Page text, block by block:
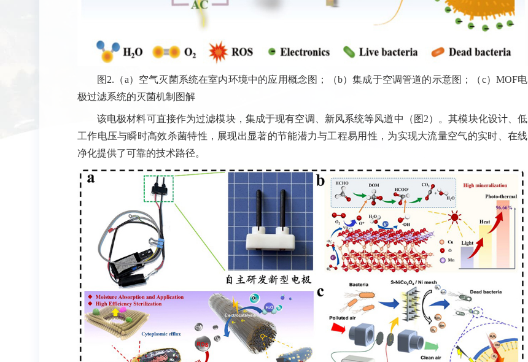
图2.（a）空气灭菌系统在室内环境中的应用概念图；（b）集成于空调管道的示意图；（c）MOF电
极过滤系统的灭菌机制图解
该电极材料可直接作为过滤模块，集成于现有空调、新风系统等风道中（图2）。其模块化设计、低
工作电压与瞬时高效杀菌特性，展现出显著的节能潜力与工程易用性，为实现大流量空气的实时、在线
净化提供了可靠的技术路径。